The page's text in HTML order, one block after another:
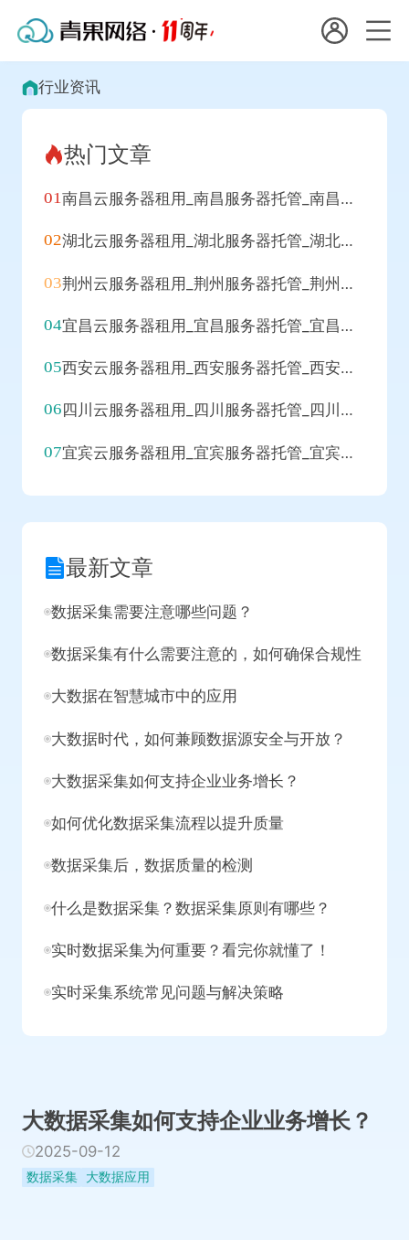
国
实名认证 未实名认证
充值
订单管理
进入控制台
行业资讯
热门文章
南昌云服务器租用_南昌服务器托管_南昌代理IP_南昌拨号VPS
湖北云服务器租用_湖北服务器托管_湖北代理IP_湖北拨号VPS
荆州云服务器租用_荆州服务器托管_荆州代理IP_荆州拨号VPS
宜昌云服务器租用_宜昌服务器托管_宜昌代理IP_宜昌拨号VPS
西安云服务器租用_西安服务器托管_西安代理IP_西安拨号VPS
四川云服务器租用_四川服务器托管_四川代理IP_四川拨号VPS
宜宾云服务器租用_宜宾服务器托管_宜宾代理IP_宜宾拨号VPS
最新文章
数据采集需要注意哪些问题？
数据采集有什么需要注意的，如何确保合规性
大数据在智慧城市中的应用
大数据时代，如何兼顾数据源安全与开放？
大数据采集如何支持企业业务增长？
如何优化数据采集流程以提升质量
数据采集后，数据质量的检测
什么是数据采集？数据采集原则有哪些？
实时数据采集为何重要？看完你就懂了！
实时采集系统常见问题与解决策略
大数据采集如何支持企业业务增长？
2025-09-12
数据采集 大数据应用